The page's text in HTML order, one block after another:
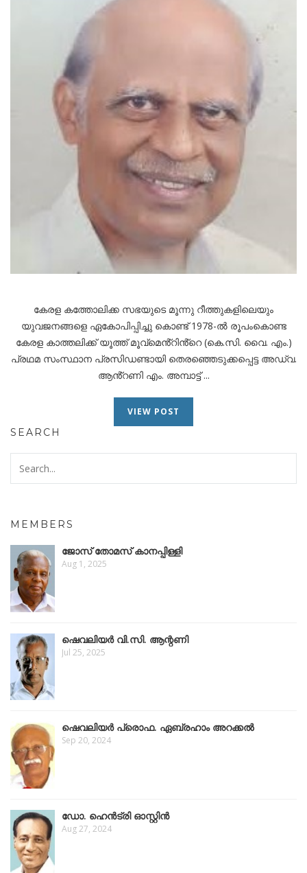
കേരള കത്തോലിക്ക സഭയുടെ മൂന്നു റീത്തുകളിലെയും
യുവജനങ്ങളെ ഏകോപിപ്പിച്ചു കൊണ്ട് 1978-ൽ രൂപംകൊണ്ട
കേരള കാത്തലിക്ക് യൂത്ത് മൂവ്മെൻ്റിൻ്റെ (കെ.സി. വൈ. എം.)
പ്രഥമ സംസ്ഥാന പ്രസിഡണ്ടായി തെരഞ്ഞെടുക്കപ്പെട്ട അഡ്വ.
ആൻ്റണി എം. അമ്പാട്ട് ...
VIEW POST
SEARCH
MEMBERS
ജോസ് തോമസ് കാനപ്പിള്ളി
Aug 1, 2025
ഷെവലിയർ വി.സി. ആന്റണി
Jul 25, 2025
ഷെവലിയര്‍ പ്രൊഫ. ഏബ്രഹാം അറക്കൽ
Sep 20, 2024
ഡോ. ഹെൻട്രി ഓസ്റ്റിന്‍
Aug 27, 2024